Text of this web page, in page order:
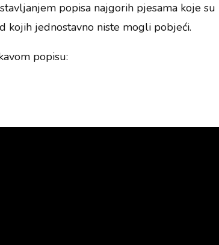
popisa najgorih pjesama koje su
jednostavno niste mogli pobjeći.
popisu: